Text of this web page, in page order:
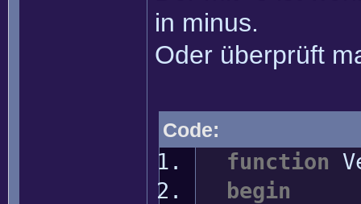
in minus.
Oder überprüft
Code:
function
begin